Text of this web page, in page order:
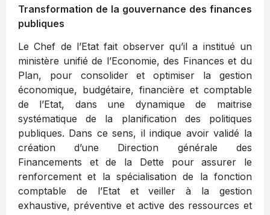
Transformation de la gouvernance des finances
publiques
Le Chef de l’Etat fait observer qu’il a institué un
ministère unifié de l’Economie, des Finances et du
Plan, pour consolider et optimiser la gestion
économique, budgétaire, financière et comptable
de l’Etat, dans une dynamique de maitrise
systématique de la planification des politiques
publiques. Dans ce sens, il indique avoir validé la
création d’une Direction générale des
Financements et de la Dette pour assurer le
renforcement et la spécialisation de la fonction
comptable de l’Etat et veiller à la gestion
exhaustive, préventive et active des ressources et